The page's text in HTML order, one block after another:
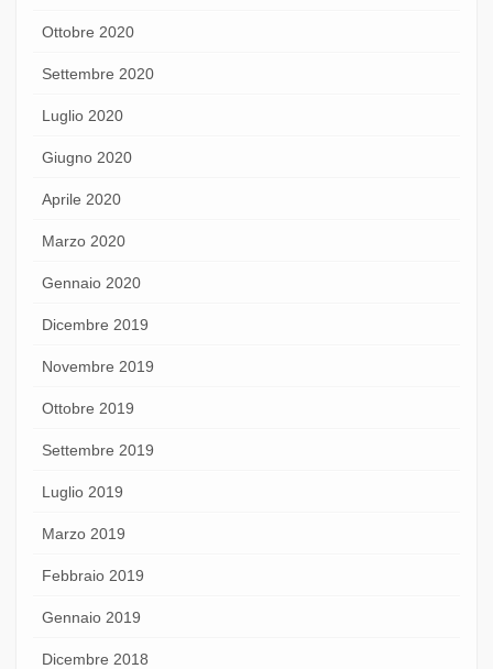
Ottobre 2020
Settembre 2020
Luglio 2020
Giugno 2020
Aprile 2020
Marzo 2020
Gennaio 2020
Dicembre 2019
Novembre 2019
Ottobre 2019
Settembre 2019
Luglio 2019
Marzo 2019
Febbraio 2019
Gennaio 2019
Dicembre 2018